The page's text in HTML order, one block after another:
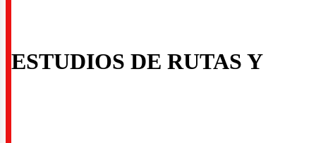
ESTUDIOS DE RUTAS Y